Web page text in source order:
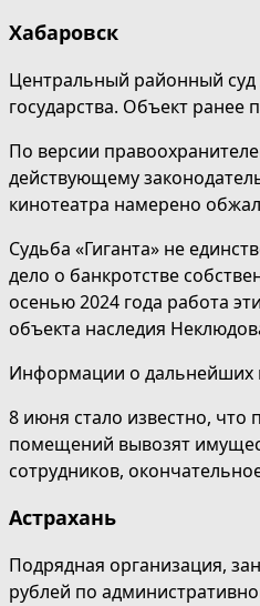
Хабаровск
Центральный районный суд
государства. Объект
По версии
действующему
кинотеатра намерено
Судьба «Гиганта» не
дело о банкротстве
осенью 2024 года работа
объекта наследия
Информации о дальнейших
8 июня стало известно, что
помещений вывозят
сотрудников,
Астрахань
Подрядная организация,
рублей по